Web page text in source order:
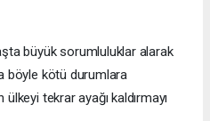
büyük sorumluluklar alarak
böyle kötü durumlara
tekrar ayağı kaldırmayı